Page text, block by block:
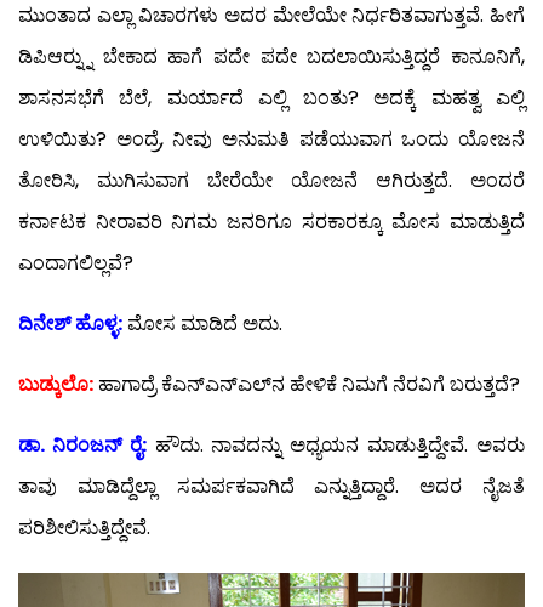
ಮುಂತಾದ ಎಲ್ಲಾ ವಿಚಾರಗಳು ಅದರ ಮೇಲೆಯೇ ನಿರ್ಧರಿತವಾಗುತ್ತವೆ. ಹೀಗೆ
ಡಿಪಿಆರ್‍ನ್ನು ಬೇಕಾದ ಹಾಗೆ ಪದೇ ಪದೇ ಬದಲಾಯಿಸುತ್ತಿದ್ದರೆ ಕಾನೂನಿಗೆ,
ಶಾಸನಸಭೆಗೆ ಬೆಲೆ, ಮರ್ಯಾದೆ ಎಲ್ಲಿ ಬಂತು? ಅದಕ್ಕೆ ಮಹತ್ವ ಎಲ್ಲಿ
ಉಳಿಯಿತು? ಅಂದ್ರೆ, ನೀವು ಅನುಮತಿ ಪಡೆಯುವಾಗ ಒಂದು ಯೋಜನೆ
ತೋರಿಸಿ, ಮುಗಿಸುವಾಗ ಬೇರೆಯೇ ಯೋಜನೆ ಆಗಿರುತ್ತದೆ. ಅಂದರೆ
ಕರ್ನಾಟಕ ನೀರಾವರಿ ನಿಗಮ ಜನರಿಗೂ ಸರಕಾರಕ್ಕೂ ಮೋಸ ಮಾಡುತ್ತಿದೆ
ಎಂದಾಗಲಿಲ್ಲವೆ?
ದಿನೇಶ್ ಹೊಳ್ಳ:ಮೋಸ ಮಾಡಿದೆ ಅದು.
ಬುಡ್ಕುಲೊ: ಹಾಗಾದ್ರೆ ಕೆಎನ್‍ಎನ್‍ಎಲ್‍ನ ಹೇಳಿಕೆ ನಿಮಗೆ ನೆರವಿಗೆ ಬರುತ್ತದೆ?
ಡಾ. ನಿರಂಜನ್ ರೈ:ಹೌದು. ನಾವದನ್ನು ಅಧ್ಯಯನ ಮಾಡುತ್ತಿದ್ದೇವೆ. ಅವರು
ತಾವು ಮಾಡಿದ್ದೆಲ್ಲಾ ಸಮರ್ಪಕವಾಗಿದೆ ಎನ್ನುತ್ತಿದ್ದಾರೆ. ಅದರ ನೈಜತೆ
ಪರಿಶೀಲಿಸುತ್ತಿದ್ದೇವೆ.